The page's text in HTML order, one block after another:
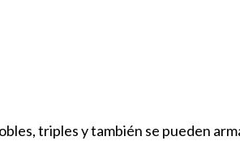
triples y también se pueden